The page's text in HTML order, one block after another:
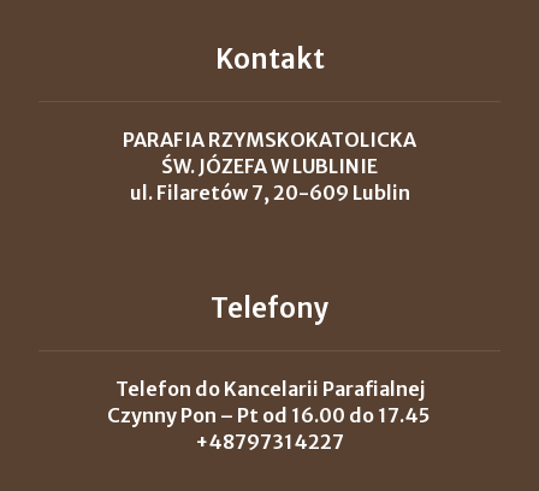
Kontakt
PARAFIA RZYMSKOKATOLICKA
ŚW. JÓZEFA W LUBLINIE
ul. Filaretów 7, 20-609 Lublin
Telefony
Telefon do Kancelarii Parafialnej
Czynny Pon – Pt od 16.00 do 17.45
+48797314227